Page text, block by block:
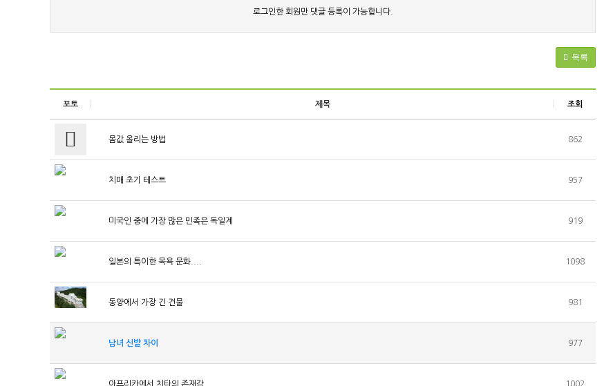
로그인한 회원만 댓글 등록이 가능합니다.
목록
포토 제목 조회
몸값 올리는 방법 862
치매 초기 테스트 957
미국인 중에 가장 많은 민족은 독일계 919
일본의 특이한 목욕 문화.... 1098
동양에서 가장 긴 건물 981
남녀 신발 차이 977
아프리카에서 치타의 존재감 1002